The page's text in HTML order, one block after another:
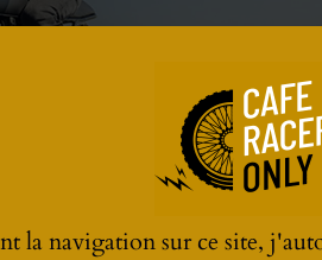
la navigation sur ce site,